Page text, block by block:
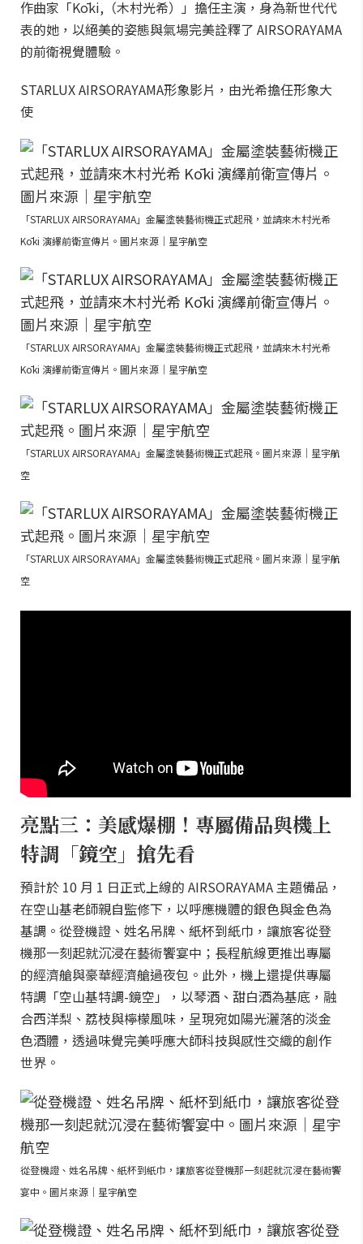
作曲家「Kōki,（木村光希）」擔任主演，身為新世代代
表的她，以絕美的姿態與氣場完美詮釋了 AIRSORAYAMA
的前衛視覺體驗。
STARLUX AIRSORAYAMA形象影片，由光希擔任形象大
使
「STARLUX AIRSORAYAMA」金屬塗裝藝術機正式起飛，並請來木村光希
Kōki 演繹前衛宣傳片。圖片來源｜星宇航空
「STARLUX AIRSORAYAMA」金屬塗裝藝術機正式起飛，並請來木村光希
Kōki 演繹前衛宣傳片。圖片來源｜星宇航空
「STARLUX AIRSORAYAMA」金屬塗裝藝術機正式起飛。圖片來源｜星宇航
空
「STARLUX AIRSORAYAMA」金屬塗裝藝術機正式起飛。圖片來源｜星宇航
空
亮點三：美感爆棚！專屬備品與機上
特調「鏡空」搶先看
預計於 10 月 1 日正式上線的 AIRSORAYAMA 主題備品，
在空山基老師親自監修下，以呼應機體的銀色與金色為
基調。從登機證、姓名吊牌、紙杯到紙巾，讓旅客從登
機那一刻起就沉浸在藝術饗宴中；長程航線更推出專屬
的經濟艙與豪華經濟艙過夜包。此外，機上還提供專屬
特調「空山基特調-鏡空」，以琴酒、甜白酒為基底，融
合西洋梨、荔枝與檸檬風味，呈現宛如陽光灑落的淡金
色酒體，透過味覺完美呼應大師科技與感性交織的創作
世界。
從登機證、姓名吊牌、紙杯到紙巾，讓旅客從登機那一刻起就沉浸在藝術饗
宴中。圖片來源｜星宇航空